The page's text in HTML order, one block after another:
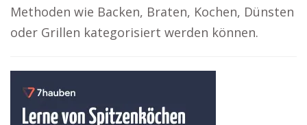
Methoden wie Backen, Braten, Kochen, Dünsten
oder Grillen kategorisiert werden können.